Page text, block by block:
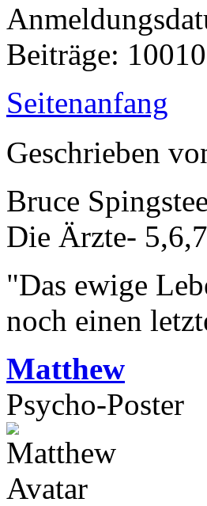
Beiträge: 10010
Seitenanfang
Geschrieben
Bruce
Die Ärzte-
"Das ewige
noch einen
Matthew
Psycho-Poster